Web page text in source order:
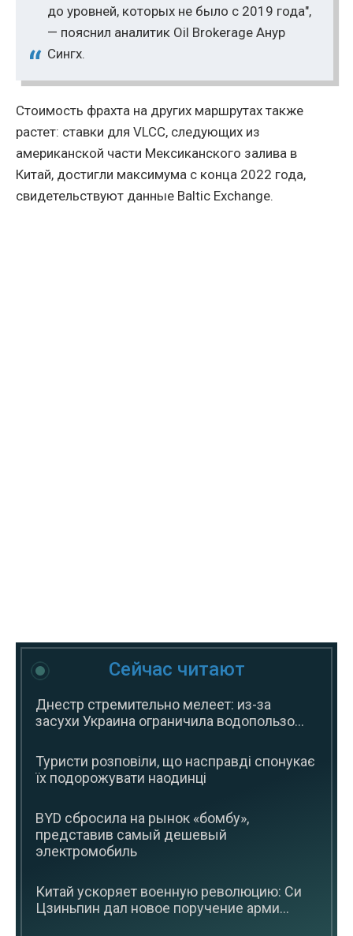
до уровней, которых не было с 2019 года",
— пояснил аналитик Oil Brokerage Ануp
Сингх.
Стоимость фрахта на других маршрутах также
растет: ставки для VLCC, следующих из
американской части Мексиканского залива в
Китай, достигли максимума с конца 2022 года,
свидетельствуют данные Baltic Exchange.
Сейчас читают
Днестр стремительно мелеет: из-за
засухи Украина ограничила водопользо...
Туристи розповіли, що насправді спонукає
їх подорожувати наодинці
BYD сбросила на рынок «бомбу»,
представив самый дешевый
электромобиль
Китай ускоряет военную революцию: Си
Цзиньпин дал новое поручение арми...